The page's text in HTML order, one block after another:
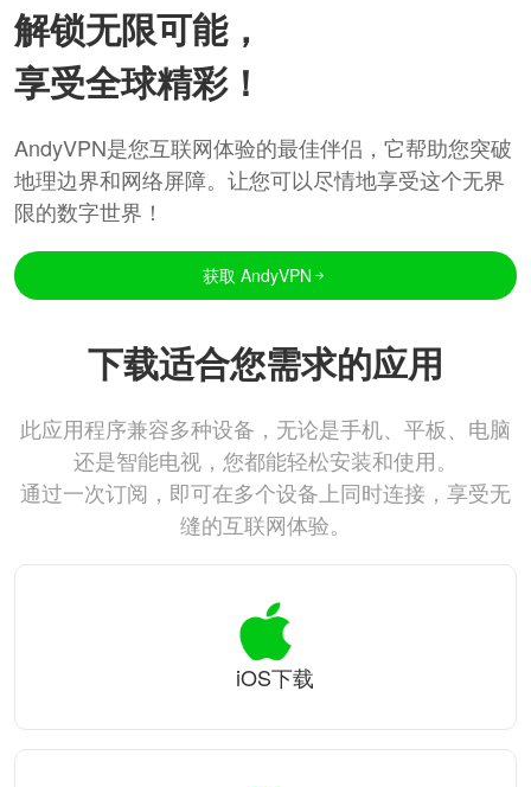
解锁无限可能，
享受全球精彩！
AndyVPN是您互联网体验的最佳伴侣，它帮助您突破
地理边界和网络屏障。让您可以尽情地享受这个无界
限的数字世界！
获取 AndyVPN
下载适合您需求的应用
此应用程序兼容多种设备，无论是手机、平板、电脑
还是智能电视，您都能轻松安装和使用。
通过一次订阅，即可在多个设备上同时连接，享受无
缝的互联网体验。
iOS下载